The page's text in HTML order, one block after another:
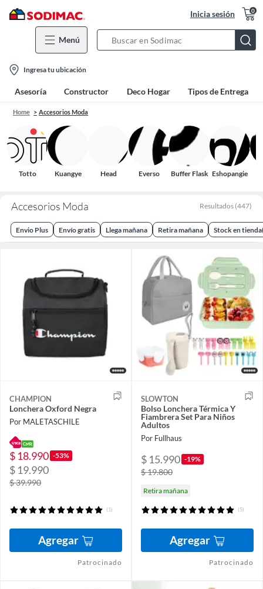
Inicia sesión 0
Menú
Bar
location-
icon
Ingresa tu ubicación
Asesoría Constructor Deco Hogar Tipos de Entrega
Home Accesorios Moda
Totto Kuangye Head Everso Buffer Flask Eshopangie
Accesorios Moda Resultados (447)
Envio Plus Envío gratis Llega mañana Retira mañana Stock en tienda
CHAMPION
Lonchera Oxford Negra
Por MALETASCHILE
$ 18.990 -53%
$ 19.990
$ 39.990
(1)
Agregar
Patrocinado
SLOWTON
Bolso Lonchera Térmica Y
Fiambrera Set Para Niños
Adultos
Por Fullhaus
$ 15.990 -19%
$ 19.800
Retira mañana
(5)
Agregar
Patrocinado